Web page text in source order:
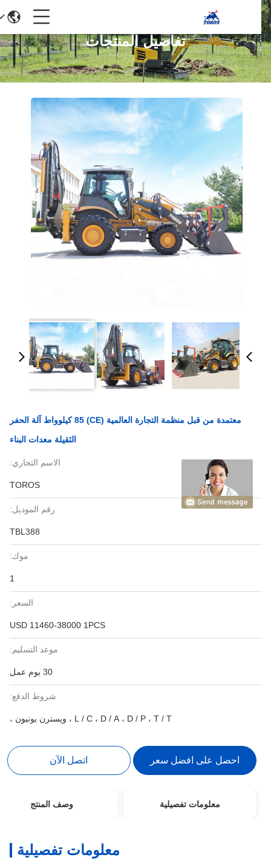
تفاصيل المنتجات
معتمدة من قبل منظمة التجارة العالمية (CE) 85 كيلوواط آلة الحفر
الثقيلة معدات البناء
الاسم التجاري:
TOROS
رقم الموديل:
TBL388
موك:
السعر:
USD 11460-38000 1PCS
موعد التسليم:
30 يوم عمل
شروط الدفع:
L / C ، D / A ، D / P ، T / T ، ويسترن يونيون ،
احصل على افضل سعر اتصل الآن
معلومات تفصيلية وصف المنتج
معلومات تفصيلية